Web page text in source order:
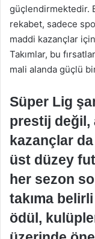
güçlendirmektedir.
rekabet, sadece
maddi kazançlar
Takımlar, bu
mali alanda güçlü
Süper Lig
prestij değil,
kazançlar
üst düzey
her sezon
takıma
ödül,